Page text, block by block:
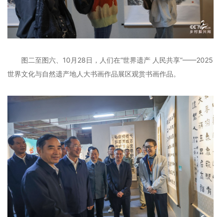
图二至图六、10月28日，人们在“世界遗产 人民共享”——2025
世界文化与自然遗产地人大书画作品展区观赏书画作品。